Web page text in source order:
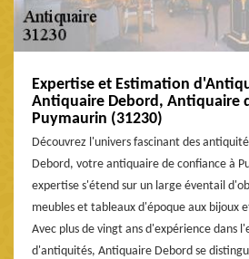
Expertise et Estimation
Antiquaire Debord, Antiquaire
Puymaurin (31230)
Découvrez l'univers fascinant des
Debord, votre antiquaire de confiance à
expertise s'étend sur un large éventail
meubles et tableaux d'époque aux bijoux
Avec plus de vingt ans d'expérience dans
d'antiquités, Antiquaire Debord se